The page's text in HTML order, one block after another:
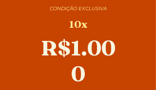
CONDIÇÃO EXCLUSIVA
10x
R$1.00
0